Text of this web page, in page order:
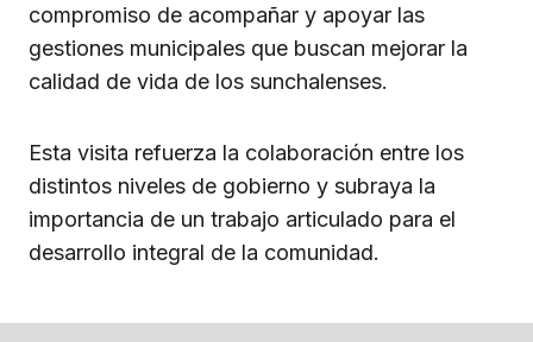
compromiso de acompañar y apoyar las
gestiones municipales que buscan mejorar la
calidad de vida de los sunchalenses.
Esta visita refuerza la colaboración entre los
distintos niveles de gobierno y subraya la
importancia de un trabajo articulado para el
desarrollo integral de la comunidad.